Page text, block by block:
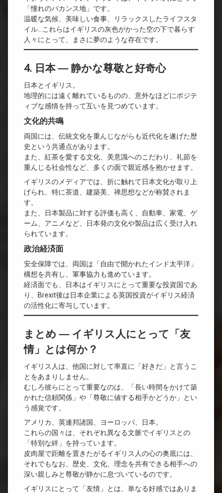
「憧れのバカンス地」です。
温暖な気候、美味しい食事、リラックスしたライフスタ
イル…これらはイギリスの灰色がかった空の下で暮らす
人々にとって、まさに夢のような存在です。
4. 日本 ― 静かな尊敬と好奇心
日本とイギリス。
地理的には遠く離れているものの、意外なほどにポジテ
ィブな感情を持って互いを見つめています。
文化的共鳴
両国には、伝統文化を重んじながらも近代化を遂げた歴
史という共通点があります。
また、紅茶を愛する文化、美意識へのこだわり、礼節を
重んじる社会性など、多くの面で親近感を抱かせます。
イギリスのメディアでは、折に触れて日本文化が取り上
げられ、特に茶道、建築美、禅思想などが称賛されま
す。
また、日本製品に対する評価も高く、自動車、家電、ゲ
ーム、アニメなど、日本発の文化や製品は広く受け入れ
られています。
政治経済面
安全保障では、両国は「自由で開かれたインド太平洋」
構想を共有し、軍事協力も進めています。
経済面でも、日本はイギリスにとって重要な投資国であ
り、Brexit後は日本企業による英国投資がイギリス経済
の活性化に寄与しています。
まとめ ― イギリス人にとって「友
情」とは何か？
イギリス人は、他国に対して率直に「好きだ」と言うこ
とをあまりしません。
むしろ彼らにとって重要なのは、「長い時間をかけて築
かれた信頼関係」や「尊敬に値する相手かどうか」とい
う感覚です。
アメリカ、英連邦諸国、ヨーロッパ、日本。
これらの国々は、それぞれ異なる文脈でイギリスとの
「特別な絆」を持っています。
皮肉屋で距離を置きたがるイギリス人の心の奥底には、
それでもなお、歴史、文化、理念を共有できる相手への
深い親しみと尊敬が静かに息づいているのです。
イギリスにとって「友情」とは、単なる好感ではありま